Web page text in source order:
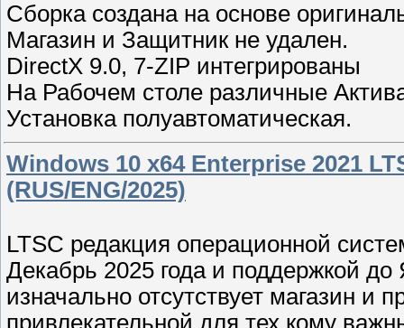
Сборка создана на основе
Магазин и Защитник не удален.
DirectX 9.0, 7-ZIP интегрированы
На Рабочем столе различные
Установка полуавтоматическая.
Windows 10 x64 Enterprise 2021
(RUS/ENG/2025)
LTSC редакция операционной
Декабрь 2025 года и поддержкой
изначально отсутствует магазин и
привлекательной для тех кому